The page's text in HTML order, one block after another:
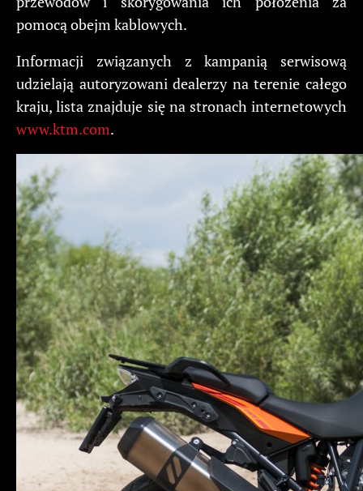
pomocą obejm kablowych.
Informacji związanych z kampanią serwisową
udzielają autoryzowani dealerzy na terenie całego
kraju, lista znajduje się na stronach internetowych
www.ktm.com.